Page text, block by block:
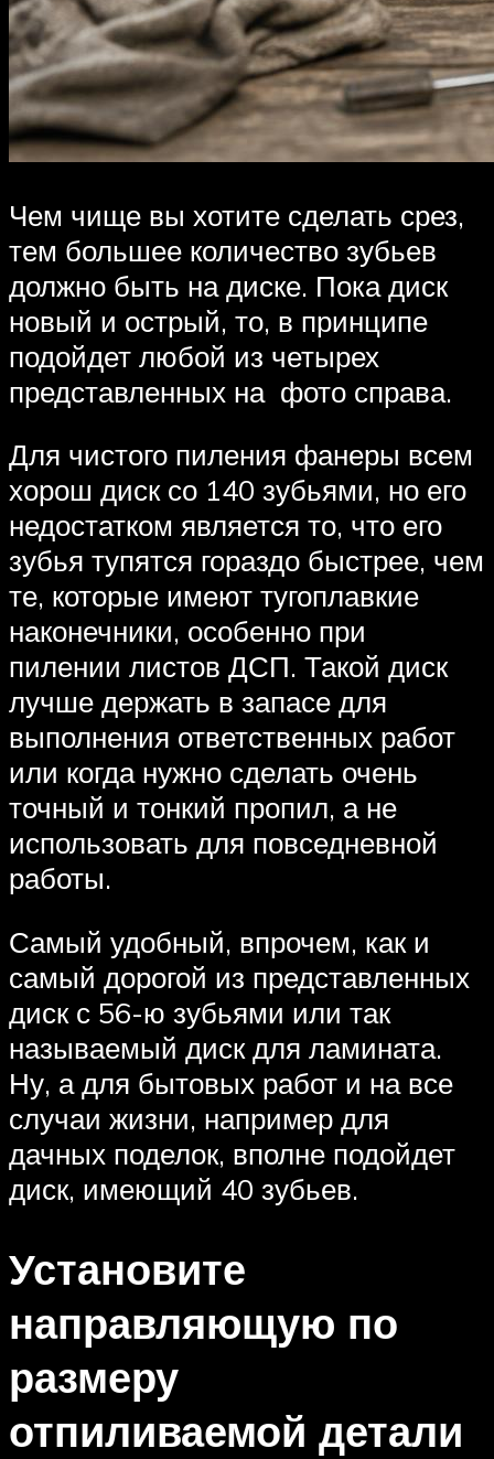
Чем чище вы хотите сделать срез,
тем большее количество зубьев
должно быть на диске. Пока диск
новый и острый, то, в принципе
подойдет любой из четырех
представленных на фото справа.
Для чистого пиления фанеры всем
хорош диск со 140 зубьями, но его
недостатком является то, что его
зубья тупятся гораздо быстрее, чем
те, которые имеют тугоплавкие
наконечники, особенно при
пилении листов ДСП. Такой диск
лучше держать в запасе для
выполнения ответственных работ
или когда нужно сделать очень
точный и тонкий пропил, а не
использовать для повседневной
работы.
Самый удобный, впрочем, как и
самый дорогой из представленных
диск с 56-ю зубьями или так
называемый диск для ламината.
Ну, а для бытовых работ и на все
случаи жизни, например для
дачных поделок, вполне подойдет
диск, имеющий 40 зубьев.
Установите
направляющую по
размеру
отпиливаемой детали